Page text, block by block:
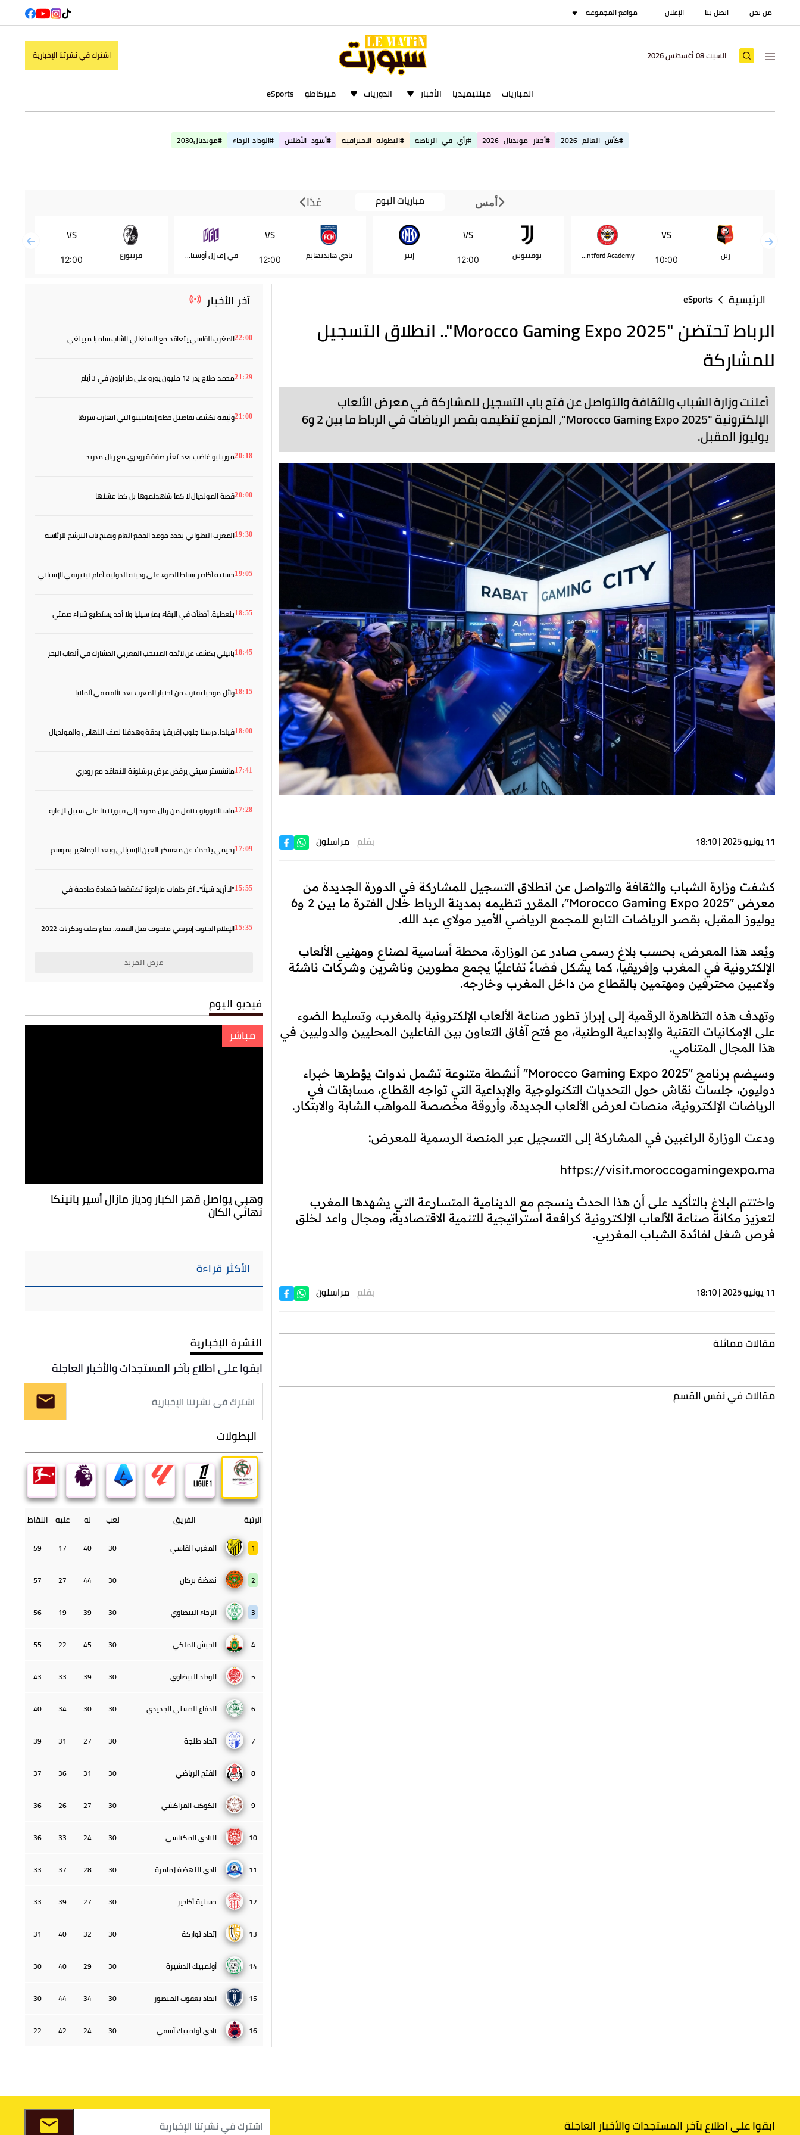
من نحن اتصل بنا الإعلان مواقع المجموعة
السبت 08 أغسطس 2026 اشترك في نشرتنا الإخبارية
المباريات ميلتيميديا الأخبار الدوريات ميركاطو eSports
#كأس_العالم_2026 #أخبار_مونديال_2026 #رأي_في_الرياضة #البطولة_الاحترافية #أسود_الأطلس #الوداد-الرجاء #مونديال2030
أمس مباريات اليوم غدًا
رين
VS
10:00
Brentford Academy يوفنتوس
VS
12:00 إنتر نادي هايدنهايم
VS
12:00 في إف إل أوسنابروك فريبورغ
VS
12:00
الرئيسية eSports
الرباط تحتضن "Morocco Gaming Expo 2025".. انطلاق التسجيل
للمشاركة
أعلنت وزارة الشباب والثقافة والتواصل عن فتح باب التسجيل للمشاركة في معرض الألعاب
الإلكترونية "Morocco Gaming Expo 2025"، المزمع تنظيمه بقصر الرياضات في الرباط ما بين 2 و6
يوليوز المقبل.
11 يونيو 2025 | 18:10 بقلم مراسلون
كشفت وزارة الشباب والثقافة والتواصل عن انطلاق التسجيل للمشاركة في الدورة الجديدة من
معرض "Morocco Gaming Expo 2025"، المقرر تنظيمه بمدينة الرباط خلال الفترة ما بين 2 و6
يوليوز المقبل، بقصر الرياضات التابع للمجمع الرياضي الأمير مولاي عبد الله.
ويُعد هذا المعرض، بحسب بلاغ رسمي صادر عن الوزارة، محطة أساسية لصناع ومهنيي الألعاب
الإلكترونية في المغرب وإفريقيا، كما يشكل فضاءً تفاعليًا يجمع مطورين وناشرين وشركات ناشئة
ولاعبين محترفين ومهتمين بالقطاع من داخل المغرب وخارجه.
وتهدف هذه التظاهرة الرقمية إلى إبراز تطور صناعة الألعاب الإلكترونية بالمغرب، وتسليط الضوء
على الإمكانيات التقنية والإبداعية الوطنية، مع فتح آفاق التعاون بين الفاعلين المحليين والدوليين في
هذا المجال المتنامي.
وسيضم برنامج "Morocco Gaming Expo 2025" أنشطة متنوعة تشمل ندوات يؤطرها خبراء
دوليون، جلسات نقاش حول التحديات التكنولوجية والإبداعية التي تواجه القطاع، مسابقات في
الرياضات الإلكترونية، منصات لعرض الألعاب الجديدة، وأروقة مخصصة للمواهب الشابة والابتكار.
ودعت الوزارة الراغبين في المشاركة إلى التسجيل عبر المنصة الرسمية للمعرض:
https://visit.moroccogamingexpo.ma
واختتم البلاغ بالتأكيد على أن هذا الحدث ينسجم مع الدينامية المتسارعة التي يشهدها المغرب
لتعزيز مكانة صناعة الألعاب الإلكترونية كرافعة استراتيجية للتنمية الاقتصادية، ومجال واعد لخلق
فرص شغل لفائدة الشباب المغربي.
11 يونيو 2025 | 18:10 بقلم مراسلون
مقالات مماثلة
مقالات في نفس القسم
آخر الأخبار
22:00المغرب الفاسي يتعاقد مع السنغالي الشاب سامبا مبينغي
21:29محمد صلاح يدر 12 مليون يورو على طرابزون في 3 أيام
21:00وثيقة تكشف تفاصيل خطة إنفانتينو التي انهارت سريعًا
20:18مورينيو غاضب بعد تعثر صفقة رودري مع ريال مدريد
20:00قصة المونديال لا كما شاهدتموها بل كما عشتها
19:30المغرب التطواني يحدد موعد الجمع العام ويفتح باب الترشح للرئاسة
19:05حسنية أكادير يسلط الضوء على وديته الدولية أمام تينيريفي الإسباني
18:55بنعطية: أخطأت في البقاء بمارسيليا ولا أحد يستطيع شراء صمتي
18:45باتيلي يكشف عن لائحة المنتخب المغربي المشارك في ألعاب البحر
18:15وائل موحيا يقترب من اختيار المغرب بعد تألقه في ألمانيا
18:00فيلدا: درسنا جنوب إفريقيا بدقة وهدفنا نصف النهائي والمونديال
17:41مانشستر سيتي يرفض عرض برشلونة للتعاقد مع رودري
17:28ماستانتوونو ينتقل من ريال مدريد إلى فيورنتينا على سبيل الإعارة
17:09رحيمي يتحدث عن معسكر العين الإسباني ويعد الجماهير بموسم
15:55"لا أريد شيئًا".. آخر كلمات مارادونا تكشفها شهادة صادمة في
15:35
الإعلام الجنوب إفريقي متخوف قبل القمة.. دفاع صلب وذكريات 2022
عرض المزيد
فيديو اليوم
مباشر
وهبي يواصل قهر الكبار ودياز مازال أسير بانينكا
نهائي الكان
الأكثر قراءة
النشرة الإخبارية
ابقوا على اطلاع بآخر المستجدات والأخبار العاجلة
البطولات
الرتبة الفريق لعب له عليه النقاط
1 المغرب الفاسي 30
40
17
59
2 نهضة بركان 30
44
27
57
3 الرجاء البيضاوي 30
39
19
56
4 الجيش الملكي 30
45
22
55
5 الوداد البيضاوي 30
39
33
43
6 الدفاع الحسني الجديدي 30
30
34
40
7 اتحاد طنجة 30
27
31
39
8 الفتح الرياضي 30
31
36
37
9 الكوكب المراكشي 30
27
26
36
10 النادي المكناسي 30
24
33
36
11 نادي النهضة زمامرة 30
28
37
33
12 حسنية أكادير 30
27
39
33
13 إتحاد تواركة 30
32
40
31
14 أولمبيك الدشيرة 30
29
40
30
15 اتحاد يعقوب المنصور 30
34
44
30
16 نادي أولمبيك آسفي 30
24
42
22
ابقوا على اطلاع بآخر المستجدات والأخبار العاجلة